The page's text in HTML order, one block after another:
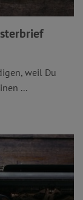
weil Du
...